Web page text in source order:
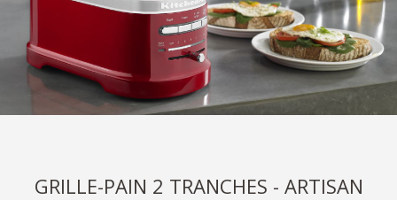
GRILLE-PAIN 2 TRANCHES - ARTISAN